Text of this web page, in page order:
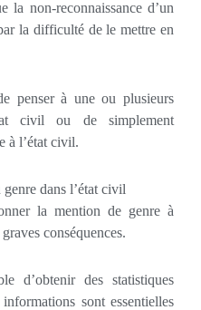
la non-reconnaissance d’un
la difficulté de le mettre en
penser à une ou plusieurs
civil ou de simplement
à l’état civil.
dans l’état civil
la mention de genre à
conséquences.
d’obtenir des statistiques
sont essentielles